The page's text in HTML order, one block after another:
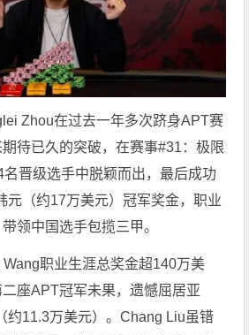
Zhou在过去一年多次跻身APT赛
待已久的突破，在赛事#31：极限
晋级选手中脱颖而出，最后成功
元（约17万美元）冠军奖金，职业
领中国选手包揽三甲。
职业生涯总奖金超140万美
座APT冠军未果，遗憾屈居亚
约11.3万美元）。Chang Liu虽错